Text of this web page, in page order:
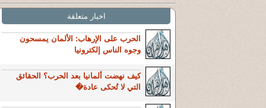
اخبار متعلقة
الحرب على الإرهاب: الألمان يمسحون
وجوه الناس إلكترونيا
كيف نهضت ألمانيا بعد الحرب؟ الحقائق
التي لا تُحكى عادة�